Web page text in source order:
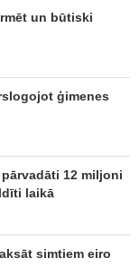
un būtiski
ģimenes
12 miljoni
laikā
simtiem eiro